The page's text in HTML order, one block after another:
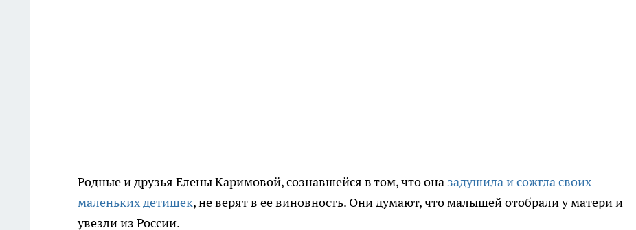
Родные и друзья Елены Каримовой, сознавшейся в том, что она задушила и сожгла своих
маленьких детишек, не верят в ее виновность. Они думают, что малышей отобрали у матери и
увезли из России.